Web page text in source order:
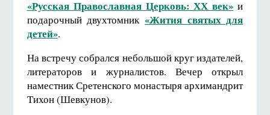
«Русская Православная Церковь: ХХ век» и
подарочный двухтомник «Жития святых для
детей».
На встречу собрался небольшой круг издателей,
литераторов и журналистов. Вечер открыл
наместник Сретенского монастыря архимандрит
Тихон (Шевкунов).